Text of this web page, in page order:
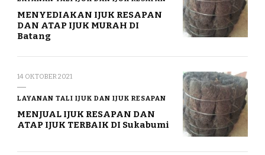
MENYEDIAKAN IJUK RESAPAN
DAN ATAP IJUK MURAH DI
Batang
14 OKTOBER 2021
LAYANAN TALI IJUK DAN IJUK RESAPAN
MENJUAL IJUK RESAPAN DAN
ATAP IJUK TERBAIK DI Sukabumi